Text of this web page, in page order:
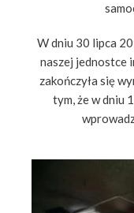
W dniu 30 lipca
naszej jednostce
zakończyła się
tym, że w dniu